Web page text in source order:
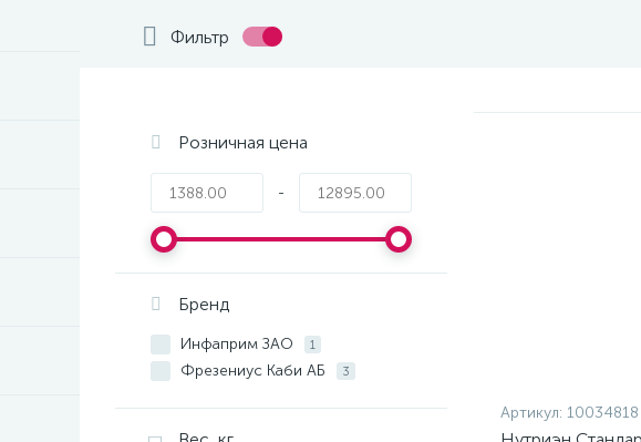
Фильтр
Розничная цена
-
Бренд
Инфаприм ЗАО 1
Фрезениус Каби АБ 3
Артикул: 10034818